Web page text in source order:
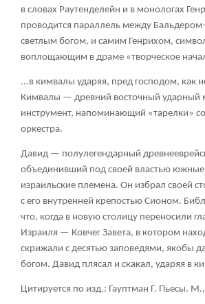
в словах Раутенделейн и в монологах
проводится параллель между
светлым богом, и самим Генрихом,
воплощающим в драме «творческое
...в кимвалы ударяя, пред господом, как
Кимвалы — древний восточный ударный
инструмент, напоминающий «тарелки»
оркестра.
Давид — полулегендарный
объединивший под своей властью южные
израильские племена. Он избрал своей
с его внутренней крепостью Сионом.
что, когда в новую столицу переносили
Израиля — Ковчег Завета, в котором
скрижали с десятью заповедями, якобы
богом. Давид плясал и скакал, ударяя в
Цитируется по изд.: Гауптман Г. Пьесы.